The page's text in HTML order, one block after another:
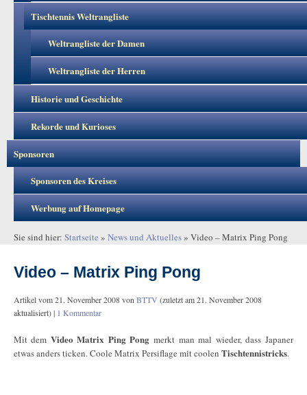
Tischtennis Weltrangliste
Weltrangliste der Damen
Weltrangliste der Herren
Historie und Geschichte
Rekorde und Kurioses
Sponsoren
Sponsoren des Kreises
Werbung auf Homepage
Sie sind hier: Startseite » News und Aktuelles» Video – Matrix Ping Pong
Video – Matrix Ping Pong
Artikel vom21. November 2008von BTTV (zuletzt am21. November 2008
aktualisiert) | 1 Kommentar
Mit dem Video Matrix Ping Pong merkt man mal wieder, dass Japaner
etwas anders ticken. Coole Matrix Persiflage mit coolen Tischtennistricks.